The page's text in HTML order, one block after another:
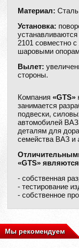
Материал: Сталь
Установка:
2101 совместно
шаровыми
Вылет:
стороны.
Компания «GTS»
занимается
подвески,
автомобилей
деталям для
семейства ВАЗ
«GTS»
- собственная
- тестирование
- собственное
Мы рекомендуем